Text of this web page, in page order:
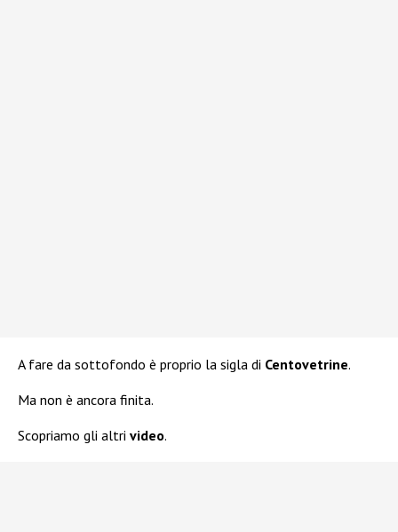
A fare da sottofondo è proprio la sigla di Centovetrine.
Ma non è ancora finita.
Scopriamo gli altri video.